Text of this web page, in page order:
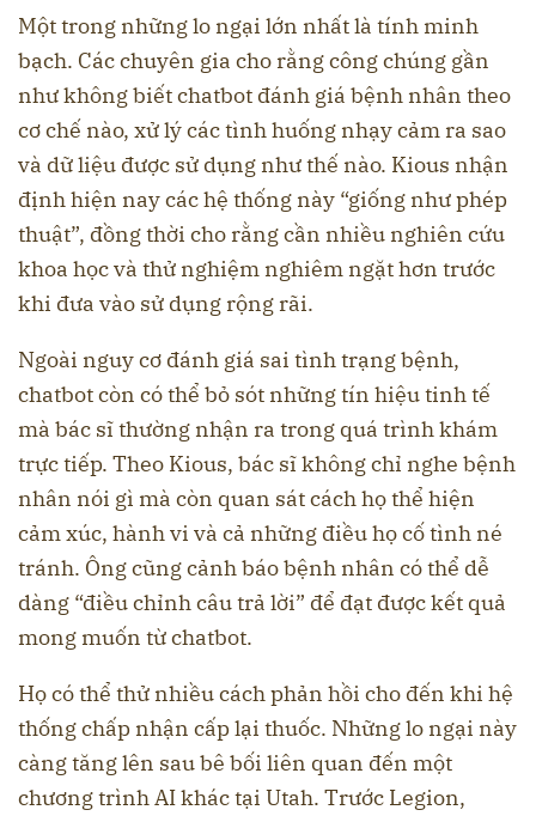
Một trong những lo ngại lớn nhất là tính minh
bạch. Các chuyên gia cho rằng công chúng gần
như không biết chatbot đánh giá bệnh nhân theo
cơ chế nào, xử lý các tình huống nhạy cảm ra sao
và dữ liệu được sử dụng như thế nào. Kious nhận
định hiện nay các hệ thống này “giống như phép
thuật”, đồng thời cho rằng cần nhiều nghiên cứu
khoa học và thử nghiệm nghiêm ngặt hơn trước
khi đưa vào sử dụng rộng rãi.
Ngoài nguy cơ đánh giá sai tình trạng bệnh,
chatbot còn có thể bỏ sót những tín hiệu tinh tế
mà bác sĩ thường nhận ra trong quá trình khám
trực tiếp. Theo Kious, bác sĩ không chỉ nghe bệnh
nhân nói gì mà còn quan sát cách họ thể hiện
cảm xúc, hành vi và cả những điều họ cố tình né
tránh. Ông cũng cảnh báo bệnh nhân có thể dễ
dàng “điều chỉnh câu trả lời” để đạt được kết quả
mong muốn từ chatbot.
Họ có thể thử nhiều cách phản hồi cho đến khi hệ
thống chấp nhận cấp lại thuốc. Những lo ngại này
càng tăng lên sau bê bối liên quan đến một
chương trình AI khác tại Utah. Trước Legion,